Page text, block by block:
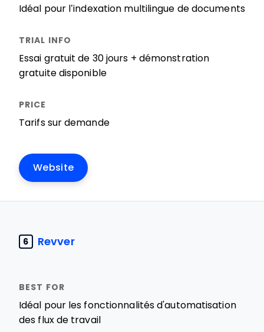
Idéal pour l’indexation multilingue de documents
Essai gratuit de 30 jours + démonstration
gratuite disponible
Tarifs sur demande
Website
6 Revver
Idéal pour les fonctionnalités d'automatisation
des flux de travail